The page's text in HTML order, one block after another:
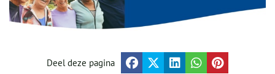
Deel deze pagina